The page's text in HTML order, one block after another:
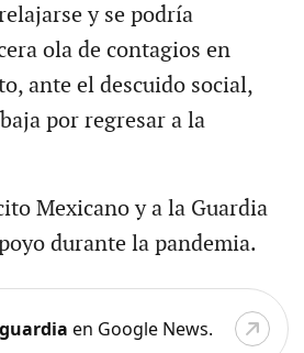
y se podría
ola de contagios en
ante el descuido social,
por regresar a la
Mexicano y a la Guardia
durante la pandemia.
en Google News.